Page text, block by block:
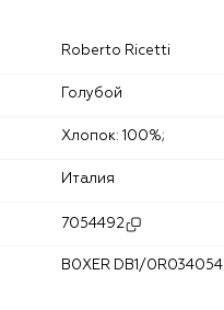
Roberto Ricetti
Голубой
Хлопок: 100%;
Италия
7054492
B0XER DB1/0R034054